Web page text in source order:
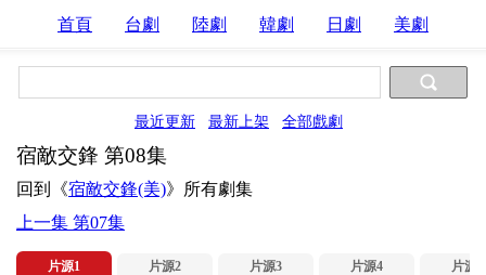
首頁 台劇 陸劇 韓劇 日劇 美劇
最近更新 最新上架 全部戲劇
宿敵交鋒 第08集
回到《宿敵交鋒(美)》所有劇集
上一集 第07集
片源1
片源2
片源3
片源4
片源5